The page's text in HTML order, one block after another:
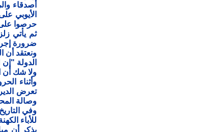
أصدقاء
الأيوبي
حرصوا
ثم يأتي
ضرورة
ونعتقد
الدولة
ولا شك أن
تعرض
وصالة
وفي
للأباء
يذكر أن